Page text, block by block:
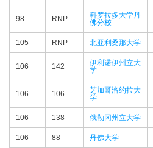
98 RNP
科罗拉多大学丹
佛分校
105 RNP 北亚利桑那大学
106 142
伊利诺伊州立大
学
106 106
芝加哥洛约拉大
学
106 138 俄勒冈州立大学
106 88 丹佛大学